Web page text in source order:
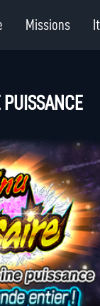
Missions